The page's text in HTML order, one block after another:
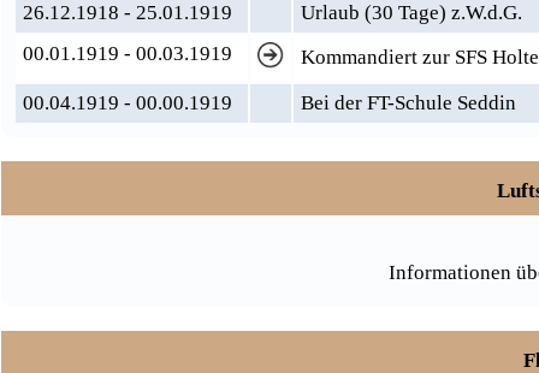
26.12.1918 - 25.01.1919
Urlaub (30 Tage) z.W.d.G.
00.01.1919 - 00.03.1919
Kommandiert zur SFS
00.04.1919 - 00.00.1919
Bei der FT-Schule Seddin
Informationen